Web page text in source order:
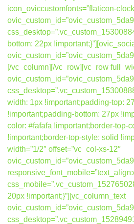
icon_oviccustomfonts=”flaticon-
bottom: 22px
[/vc_column][/vc_row][vc_row
width: 1px !important;padding-top:
!important;padding-bottom: 27px
color: #fafafa !important;border-top-
!important;border-top-style: solid
width=”1/2″ offset=”vc_col-xs-12″
20px !important;}”][vc_column_text